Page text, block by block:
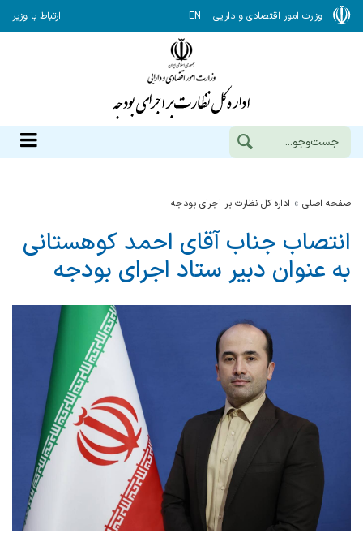
وزارت امور اقتصادی و دارایی EN ارتباط با وزیر
صفحه اصلی اداره كل نظارت بر اجراي بودجه
انتصاب جناب آقای احمد کوهستانی
به عنوان دبیر ستاد اجرای بودجه